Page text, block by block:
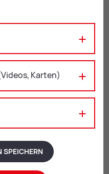
(§20)
(§21)
Tonnen Bau-
variieren je
Karten)
SPEICHERN